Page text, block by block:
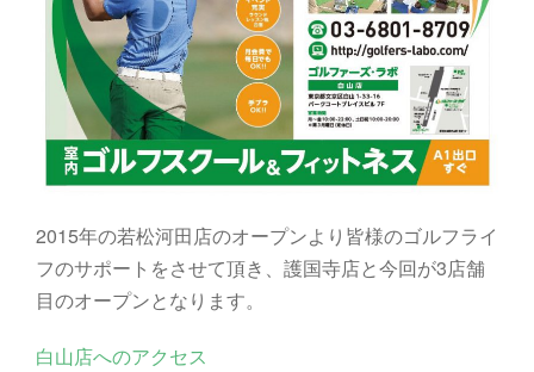
2015年の若松河田店のオープンより皆様のゴルフライ
フのサポートをさせて頂き、護国寺店と今回が3店舗
目のオープンとなります。
白山店へのアクセス